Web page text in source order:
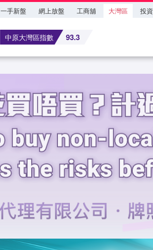
一手新盤 網上放盤 工商舖 大灣區 投
中原大灣區指數 93.3